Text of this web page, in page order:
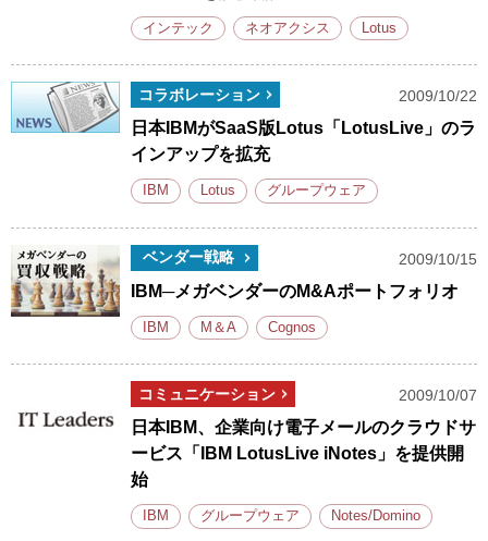
インテック ネオアクシス Lotus
コラボレーション 2009/10/22
日本IBMがSaaS版Lotus「LotusLive」のラ
インアップを拡充
IBM Lotus グループウェア
ベンダー戦略 2009/10/15
IBM─メガベンダーのM&Aポートフォリオ
IBM M＆A Cognos
コミュニケーション 2009/10/07
日本IBM、企業向け電子メールのクラウドサ
ービス「IBM LotusLive iNotes」を提供開
始
IBM グループウェア Notes/Domino